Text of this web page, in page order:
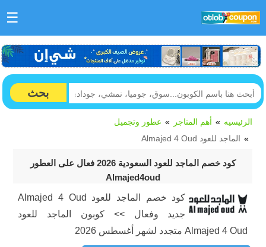
☰
بحث
الرئيسيه أهم المتاجر
عطور وتجميل
الماجد للعود Almajed 4 Oud
كود خصم الماجد للعود السعودية 2026 فعال على العطور
Almajed4oud
كود خصم الماجد للعود Almajed 4 Oud
جديد وفعال >> كوبون الماجد للعود
Almajed 4 Oud متجدد لشهر أغسطس 2026